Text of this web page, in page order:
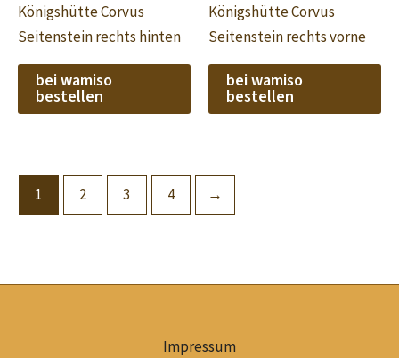
Königshütte Corvus
Seitenstein rechts hinten
bei wamiso
bestellen
Königshütte Corvus
Seitenstein rechts vorne
bei wamiso
bestellen
1 2 3 4 →
Impressum